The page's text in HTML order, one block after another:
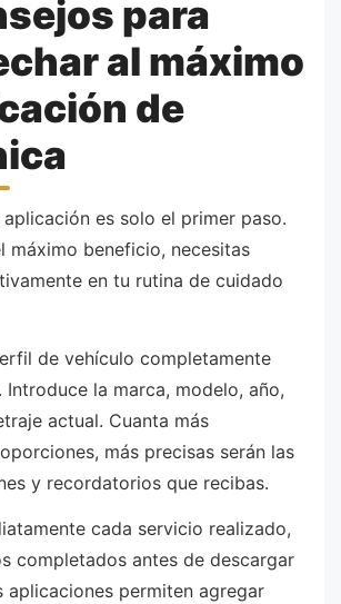
para
al máximo
de
aplicación es solo el primer paso.
máximo beneficio, necesitas
en tu rutina de cuidado
de vehículo completamente
Introduce la marca, modelo, año,
actual. Cuanta más
más precisas serán las
y recordatorios que recibas.
cada servicio realizado,
completados antes de descargar
aplicaciones permiten agregar